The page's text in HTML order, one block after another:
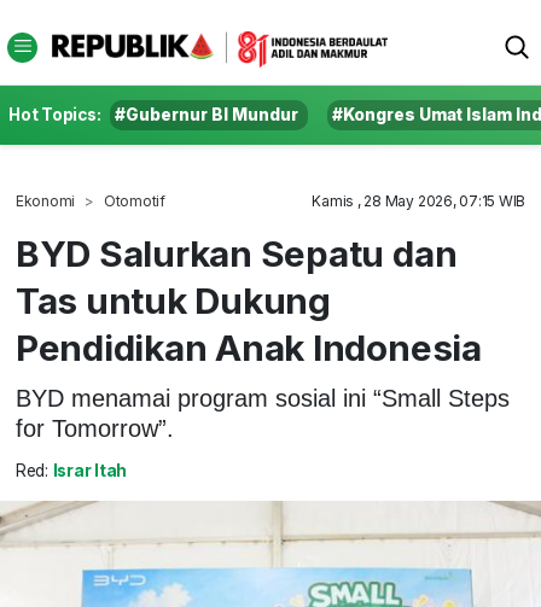
Hot Topics: #Gubernur BI Mundur #Kongres Umat Islam
Ekonomi Otomotif Kamis , 28 May 2026, 07:15 WIB
BYD Salurkan Sepatu dan
Tas untuk Dukung
Pendidikan Anak Indonesia
BYD menamai program sosial ini “Small Steps
for Tomorrow”.
Red: Israr Itah